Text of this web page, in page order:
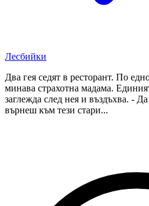
Лесбийки
Два гея седят в ресторант. По
минава страхотна мадама.
заглежда след нея и въздъхва. -
върнеш към тези стари...